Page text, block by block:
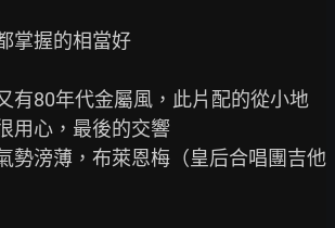
掌握的相當好
有80年代金屬風，此片配的從小地
用心，最後的交響
勢滂薄，布萊恩梅（皇后合唱團吉他